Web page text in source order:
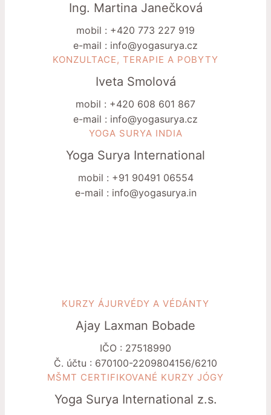
Ing. Martina Janečková
mobil : +420 773 227 919
e-mail : info@yogasurya.cz
KONZULTACE, TERAPIE A POBYTY
Iveta Smolová
mobil : +420 608 601 867
e-mail : info@yogasurya.cz
YOGA SURYA INDIA
Yoga Surya International
mobil : +91 90491 06554
e-mail : info@yogasurya.in
KURZY ÁJURVÉDY A VÉDÁNTY
Ajay Laxman Bobade
IČO : 27518990
Č. účtu : 670100-2209804156/6210
MŠMT CERTIFIKOVANÉ KURZY JÓGY
Yoga Surya International z.s.